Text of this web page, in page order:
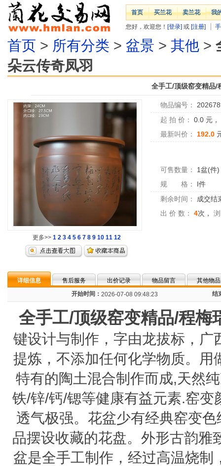
首页 买兰花 卖兰花 我
您好，欢迎您！ [登录] 或 [注册]
首页 > 所有分类 > 盆景 > 其他 >
朵云传奇凤羽
全手工/顶级窑变精品/
更多>> 1 2 3 4 5 6 7 8 9 10 11 12
物品编号：
起 拍 价：
0.0 元，
最新叫价：
192.0
可售数量： 1盆(件)
规 格：
I件
剩余时间：
成交结
出 价 数：
4次，
详细信息 售后服务 出价记录 物品留言
其他物品
开始时间： 2026-07-08 09:48:23 结
全手工/顶级窑变精品/程梅
键设计与制作，字由龙拔标，
提炼，不添加任何化学物质。
特有的陶土混合制作而成,天然
铁/锌/钙/锶等健康有益元素.窑
透气极强。花盆少有经典窑变
品摆设收藏的花盘。外形古韵雅
盆是全手工制作，经过高温烧